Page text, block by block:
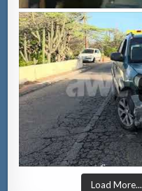
Load More...